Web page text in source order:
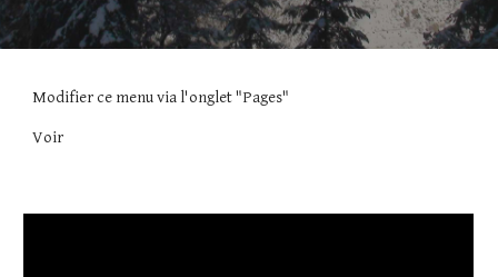
Modifier ce menu via l'onglet "Pages"
Voir